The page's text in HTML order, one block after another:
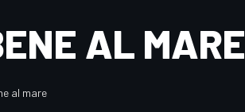
AL MARE
al mare